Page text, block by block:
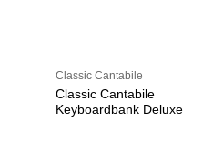
Classic Cantabile
Classic Cantabile
Keyboardbank Deluxe